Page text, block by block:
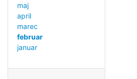
maj
april
marec
februar
januar